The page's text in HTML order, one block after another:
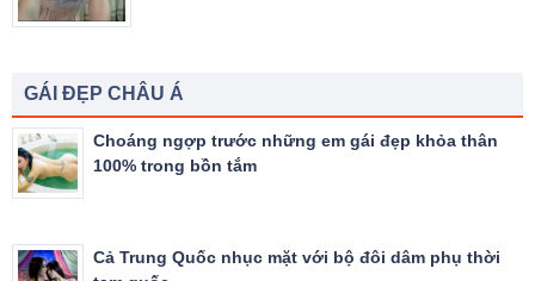
GÁI ĐẸP CHÂU Á
Choáng ngợp trước những em gái đẹp khỏa thân
100% trong bồn tắm
Cả Trung Quốc nhục mặt với bộ đôi dâm phụ thời